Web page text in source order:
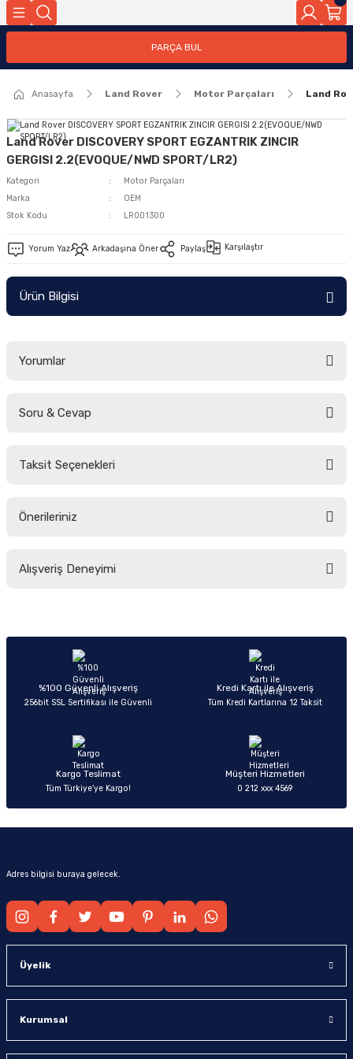
PARÇA BUL
Anasayfa Land Rover Motor Parçaları Land
Land Rover DISCOVERY SPORT EGZANTRIK ZINCIR
GERGISI 2.2(EVOQUE/NWD SPORT/LR2)
Kategori
Motor Parçaları
Marka
OEM
Stok Kodu
LR001300
Yorum Yaz Arkadaşına Öner Paylaş Karşılaştır
Ürün Bilgisi
Yorumlar
Soru & Cevap
Taksit Seçenekleri
Önerileriniz
yetersiz gördüğünüz noktaları öneri formunu kullanarak tarafımıza
Ürün açıklamasında eksik bilgiler bulunuyor.
Ürün bilgilerinde hatalar bulunuyor.
Ürün fiyatı diğer sitelerden daha pahalı.
Alışveriş Deneyimi
Sitemize ilk yorumu siz yapın!
%100 Güvenli Alışveriş
256bit SSL Sertifikası ile Güvenli
Kredi Kartı ile Alışveriş
Tüm Kredi Kartlarına 12 Taksit
Kargo Teslimat
Tüm Türkiye’ye Kargo!
Müşteri Hizmetleri
0 212 xxx 4569
Adres bilgisi buraya gelecek.
Üyelik
Kurumsal